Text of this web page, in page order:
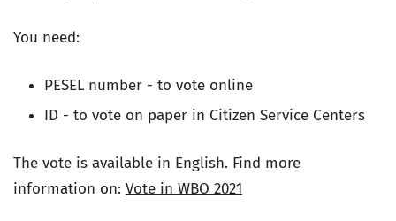
You need:
PESEL number - to vote online
ID - to vote on paper in Citizen Service Centers
The vote is available in English. Find more
information on: Vote in WBO 2021